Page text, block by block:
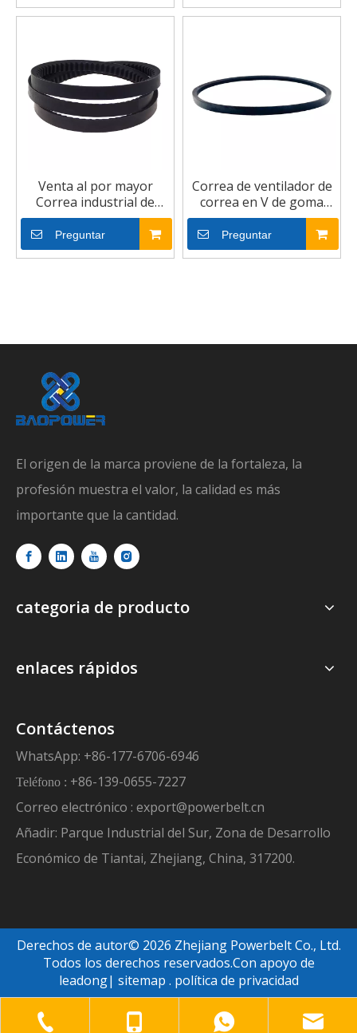
Venta al por mayor
Correa industrial de
caucho V-Belt V Belt
Preguntar
Correa de ventilador de
correa en V de goma
triangular de
transmisión industrial
Preguntar
El origen de la marca proviene de la fortaleza, la
profesión muestra el valor, la calidad es más
importante que la cantidad.
categoria de producto
enlaces rápidos
Contáctenos
WhatsApp: +86-177-6706-6946
Teléfono : +86-139-0655-7227
Correo electrónico : export@powerbelt.cn
Añadir: Parque Industrial del Sur, Zona de Desarrollo
Económico de Tiantai, Zhejiang, China, 317200.
Derechos de autor© 2026 Zhejiang Powerbelt Co., Ltd.
Todos los derechos reservados.Con apoyo de
leadong| sitemap . política de privacidad